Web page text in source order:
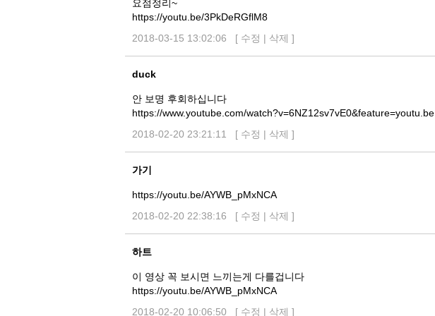
요점정리~
https://youtu.be/3PkDeRGflM8
2018-03-15 13:02:06 [ 수정 | 삭제 ]
duck
안 보명 후회하십니다
https://www.youtube.com/watch?v=6NZ12sv7vE0&feature=youtu.be
2018-02-20 23:21:11 [ 수정 | 삭제 ]
가기
https://youtu.be/AYWB_pMxNCA
2018-02-20 22:38:16 [ 수정 | 삭제 ]
하트
이 영상 꼭 보시면 느끼는게 다를겁니다
https://youtu.be/AYWB_pMxNCA
2018-02-20 10:06:50 [ 수정 | 삭제 ]